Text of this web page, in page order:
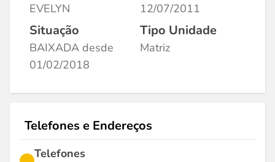
EVELYN 12/07/2011
Situação
BAIXADA desde
01/02/2018
Tipo Unidade
Matriz
Telefones e Endereços
Telefones